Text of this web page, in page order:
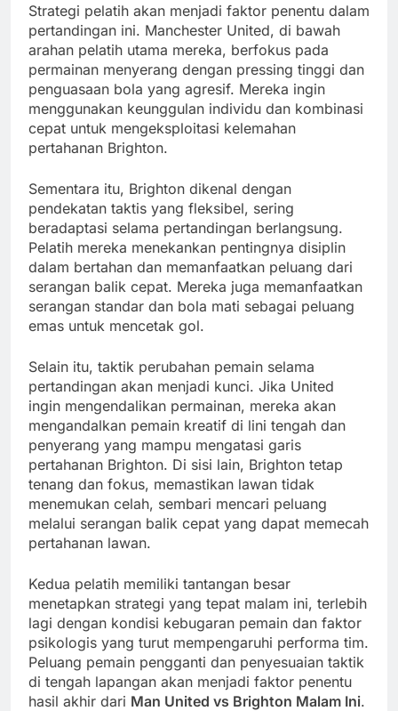
Strategi pelatih akan menjadi faktor penentu dalam
pertandingan ini. Manchester United, di bawah
arahan pelatih utama mereka, berfokus pada
permainan menyerang dengan pressing tinggi dan
penguasaan bola yang agresif. Mereka ingin
menggunakan keunggulan individu dan kombinasi
cepat untuk mengeksploitasi kelemahan
pertahanan Brighton.
Sementara itu, Brighton dikenal dengan
pendekatan taktis yang fleksibel, sering
beradaptasi selama pertandingan berlangsung.
Pelatih mereka menekankan pentingnya disiplin
dalam bertahan dan memanfaatkan peluang dari
serangan balik cepat. Mereka juga memanfaatkan
serangan standar dan bola mati sebagai peluang
emas untuk mencetak gol.
Selain itu, taktik perubahan pemain selama
pertandingan akan menjadi kunci. Jika United
ingin mengendalikan permainan, mereka akan
mengandalkan pemain kreatif di lini tengah dan
penyerang yang mampu mengatasi garis
pertahanan Brighton. Di sisi lain, Brighton tetap
tenang dan fokus, memastikan lawan tidak
menemukan celah, sembari mencari peluang
melalui serangan balik cepat yang dapat memecah
pertahanan lawan.
Kedua pelatih memiliki tantangan besar
menetapkan strategi yang tepat malam ini, terlebih
lagi dengan kondisi kebugaran pemain dan faktor
psikologis yang turut mempengaruhi performa tim.
Peluang pemain pengganti dan penyesuaian taktik
di tengah lapangan akan menjadi faktor penentu
hasil akhir dari Man United vs Brighton Malam Ini.